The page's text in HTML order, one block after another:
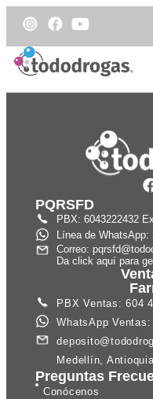
PQRSFD
PBX: 6043222432
Línea de WhatsApp:
Correo:
Da click aquí para
PBX Ventas: 604
WhatsApp Ventas:
Medellín,
Preguntas
Conócenos